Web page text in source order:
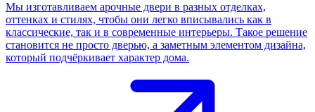
Мы изготавливаем арочные двери в разных отделках,
оттенках и стилях, чтобы они легко вписывались как в
классические, так и в современные интерьеры. Такое решение
становится не просто дверью, а заметным элементом дизайна,
который подчёркивает характер дома.